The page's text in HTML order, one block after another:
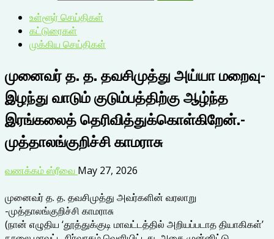
உள்ளூர் செய்திகள்
கட்டுரைகள்
முக்கிய செய்திகள்
முனைவர் த. த. தவசிமுத்து அய்யா மறைவு-
இழந்து வாடும் குடும்பத்திற்கு ஆழ்ந்த
இரங்கலைத் தெரிவித்துக்கொள்கிறேன்.-
முத்தாலங்குறிச்சி காமராசு
வணக்கம் ஸ்ரீவை May 27, 2026
முனைவர் த. த. தவசிமுத்து அவர்களின் வரலாறு
-முத்தாலங்குறிச்சி காமராசு
(நான் எழுதிய ‘தூத்துக்குடி மாவட்டத்தில் அறியப்படாத தியாகிகள்’